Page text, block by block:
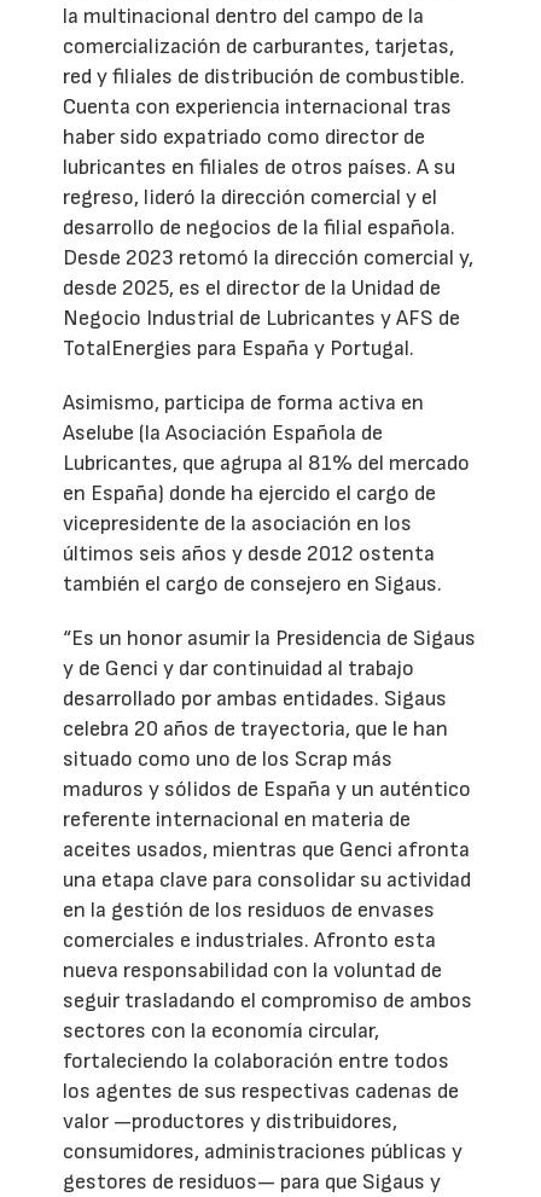
la multinacional dentro del campo de la
comercialización de carburantes, tarjetas,
red y filiales de distribución de combustible.
Cuenta con experiencia internacional tras
haber sido expatriado como director de
lubricantes en filiales de otros países. A su
regreso, lideró la dirección comercial y el
desarrollo de negocios de la filial española.
Desde 2023 retomó la dirección comercial y,
desde 2025, es el director de la Unidad de
Negocio Industrial de Lubricantes y AFS de
TotalEnergies para España y Portugal.
Asimismo, participa de forma activa en
Aselube (la Asociación Española de
Lubricantes, que agrupa al 81% del mercado
en España) donde ha ejercido el cargo de
vicepresidente de la asociación en los
últimos seis años y desde 2012 ostenta
también el cargo de consejero en Sigaus.
“Es un honor asumir la Presidencia de Sigaus
y de Genci y dar continuidad al trabajo
desarrollado por ambas entidades. Sigaus
celebra 20 años de trayectoria, que le han
situado como uno de los Scrap más
maduros y sólidos de España y un auténtico
referente internacional en materia de
aceites usados, mientras que Genci afronta
una etapa clave para consolidar su actividad
en la gestión de los residuos de envases
comerciales e industriales. Afronto esta
nueva responsabilidad con la voluntad de
seguir trasladando el compromiso de ambos
sectores con la economía circular,
fortaleciendo la colaboración entre todos
los agentes de sus respectivas cadenas de
valor —productores y distribuidores,
consumidores, administraciones públicas y
gestores de residuos— para que Sigaus y